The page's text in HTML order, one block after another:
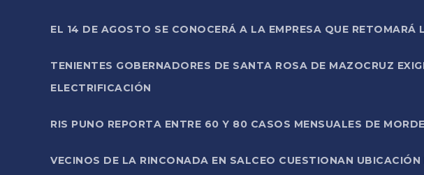
EL 14 DE AGOSTO SE CONOCERÁ A LA EMPRESA QUE
TENIENTES GOBERNADORES DE SANTA ROSA DE MAZOCRUZ
ELECTRIFICACIÓN
RIS PUNO REPORTA ENTRE 60 Y 80 CASOS MENSUALES DE
VECINOS DE LA RINCONADA EN SALCEO CUESTIONAN